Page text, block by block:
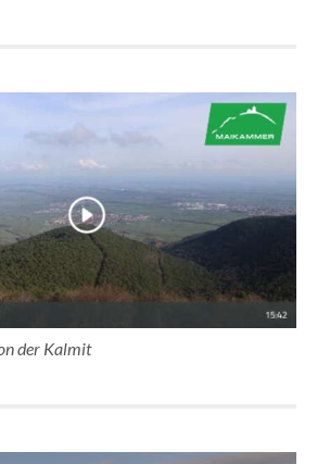
der Kalmit